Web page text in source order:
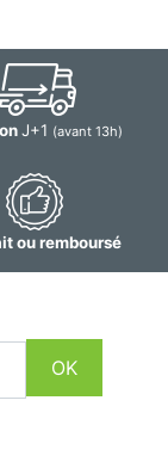
J+1 (avant 13h)
ou remboursé
OK